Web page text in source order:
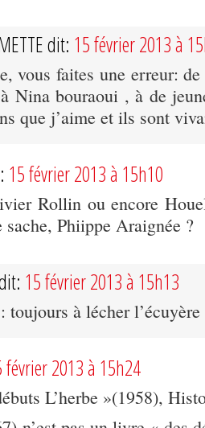
dit: 15 février 2013 à
vous faites une erreur:
Nina bouraoui , à de
que j’aime et ils sont
15 février 2013 à 15h10
Rollin ou encore
Phiippe Araignée ?
15 février 2013 à 15h13
toujours à lécher l’écuyère
février 2013 à 15h24
L’herbe »(1958),